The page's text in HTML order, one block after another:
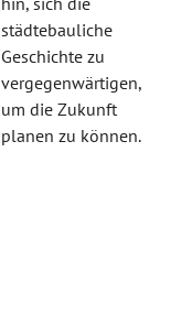
städtebauliche
Geschichte zu
vergegenwärtigen,
um die Zukunft
planen zu können.